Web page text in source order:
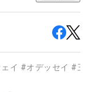
イ #オデッセイ #三